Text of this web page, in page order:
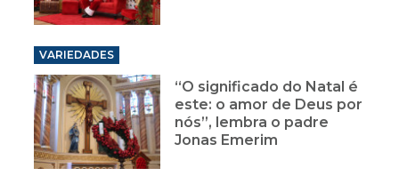
VARIEDADES
“O significado do Natal é
este: o amor de Deus por
nós”, lembra o padre
Jonas Emerim